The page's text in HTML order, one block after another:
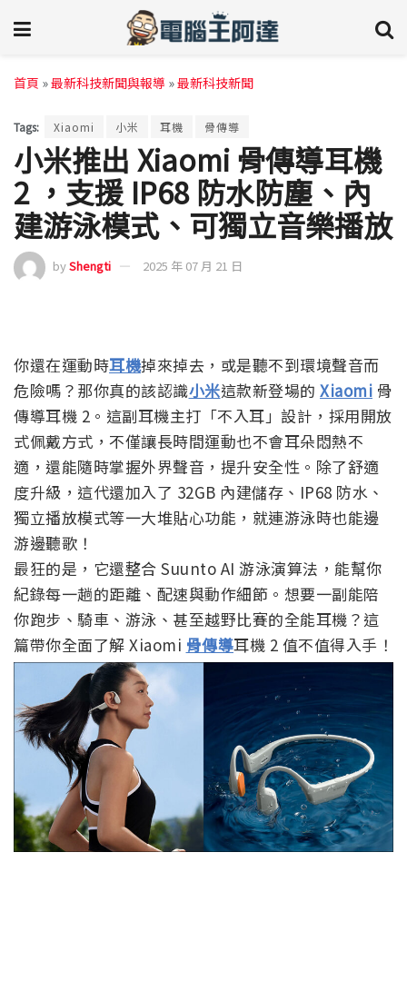
首頁 »最新科技新聞與報導 »最新科技新聞
Tags: Xiaomi 小米 耳機 骨傳導
小米推出 Xiaomi 骨傳導耳機
2 ，支援 IP68 防水防塵、內
建游泳模式、可獨立音樂播放
byShengti 2025 年 07 月 21 日
你還在運動時耳機掉來掉去，或是聽不到環境聲音而
危險嗎？那你真的該認識小米這款新登場的 Xiaomi 骨
傳導耳機 2。這副耳機主打「不入耳」設計，採用開放
式佩戴方式，不僅讓長時間運動也不會耳朵悶熱不
適，還能隨時掌握外界聲音，提升安全性。除了舒適
度升級，這代還加入了 32GB 內建儲存、IP68 防水、
獨立播放模式等一大堆貼心功能，就連游泳時也能邊
游邊聽歌！
最狂的是，它還整合 Suunto AI 游泳演算法，能幫你
紀錄每一趟的距離、配速與動作細節。想要一副能陪
你跑步、騎車、游泳、甚至越野比賽的全能耳機？這
篇帶你全面了解 Xiaomi 骨傳導耳機 2 值不值得入手！